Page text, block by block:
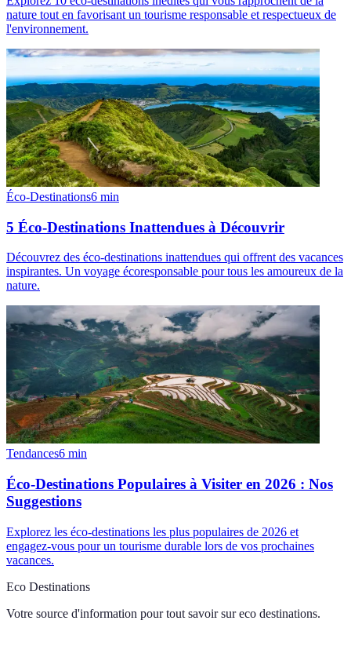
nature tout en favorisant un tourisme responsable et respectueux de
l'environnement.
Éco-Destinations6 min
5 Éco-Destinations Inattendues à Découvrir
Découvrez des éco-destinations inattendues qui offrent des vacances
inspirantes. Un voyage écoresponsable pour tous les amoureux de la
nature.
Tendances6 min
Éco-Destinations Populaires à Visiter en 2026 : Nos
Suggestions
Explorez les éco-destinations les plus populaires de 2026 et
engagez-vous pour un tourisme durable lors de vos prochaines
vacances.
Eco Destinations
Votre source d'information pour tout savoir sur eco destinations.